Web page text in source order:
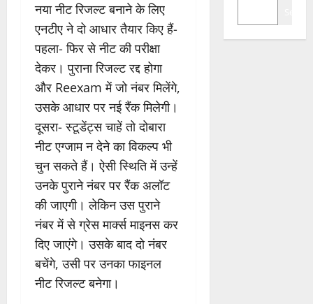
नया नीट रिजल्ट बनाने के लिए
एनटीए ने दो आधार तैयार किए हैं-
पहला- फिर से नीट की परीक्षा
देकर। पुराना रिजल्ट रद्द होगा
और Reexam में जो नंबर मिलेंगे,
उसके आधार पर नई रैंक मिलेगी।
दूसरा- स्टूडेंट्स चाहें तो दोबारा
नीट एग्जाम न देने का विकल्प भी
चुन सकते हैं। ऐसी स्थिति में उन्हें
उनके पुराने नंबर पर रैंक अलॉट
की जाएगी। लेकिन उस पुराने
नंबर में से ग्रेस मार्क्स माइनस कर
दिए जाएंगे। उसके बाद दो नंबर
बचेंगे, उसी पर उनका फाइनल
नीट रिजल्ट बनेगा।